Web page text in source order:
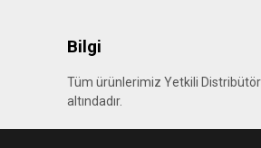
Bilgi
Tüm ürünlerimiz Yetkili
altındadır.